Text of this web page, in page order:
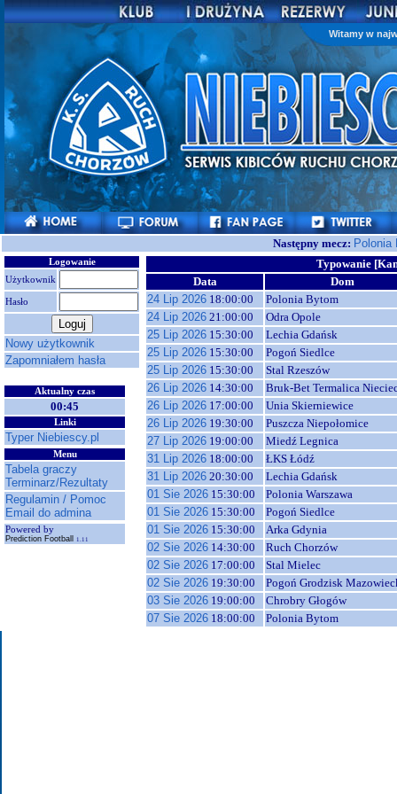
Witamy w
Następny mecz:
Logowanie
Użytkownik
Hasło
Nowy użytkownik
Zapomniałem hasła
Aktualny czas
00:45
Linki
Typer Niebiescy.pl
Menu
Tabela graczy
Terminarz/Rezultaty
Regulamin / Pomoc
Email do admina
Powered by
Prediction Football 1.11
Typowanie
Data
Dom
24 Lip 2026 18:00:00
Polonia Bytom
24 Lip 2026 21:00:00
Odra Opole
25 Lip 2026 15:30:00
Lechia Gdańsk
25 Lip 2026 15:30:00
Pogoń Siedlce
25 Lip 2026 15:30:00
Stal Rzeszów
26 Lip 2026 14:30:00
Bruk-Bet Termalica
26 Lip 2026 17:00:00
Unia Skierniewice
26 Lip 2026 19:30:00
Puszcza Niepołomice
27 Lip 2026 19:00:00
Miedź Legnica
31 Lip 2026 18:00:00
ŁKS Łódź
31 Lip 2026 20:30:00
Lechia Gdańsk
01 Sie 2026 15:30:00
Polonia Warszawa
01 Sie 2026 15:30:00
Pogoń Siedlce
01 Sie 2026 15:30:00
Arka Gdynia
02 Sie 2026 14:30:00
Ruch Chorzów
02 Sie 2026 17:00:00
Stal Mielec
02 Sie 2026 19:30:00
Pogoń Grodzisk
03 Sie 2026 19:00:00
Chrobry Głogów
07 Sie 2026 18:00:00 Polonia Bytom